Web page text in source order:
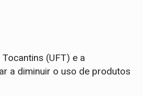
(UFT) e a
a diminuir o uso de produtos